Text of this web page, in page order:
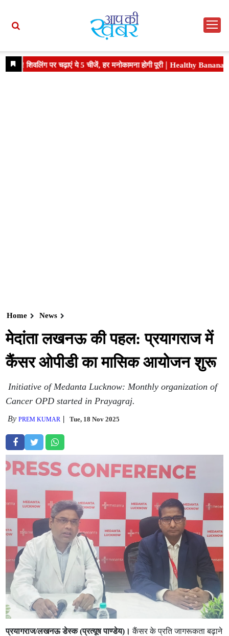
Home News
मेदांता लखनऊ की पहल: प्रयागराज में
कैंसर ओपीडी का मासिक आयोजन शुरू
Initiative of Medanta Lucknow: Monthly organization of
Cancer OPD started in Prayagraj.
ByPREM KUMAR Tue, 18 Nov 2025
प्रयागराज/लखनऊ डेस्क (प्रत्यूष पाण्डेय)। कैंसर के प्रति जागरूकता बढ़ाने